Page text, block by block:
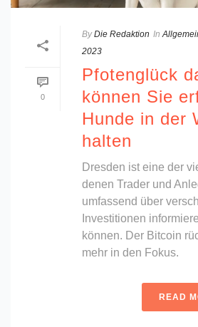
0
By Die Redaktion In
2023
Pfotenglück
können Sie
Hunde in der
halten
Dresden ist eine der
denen Trader und
umfassend über
Investitionen
können. Der Bitcoin
mehr in den Fokus.
READ